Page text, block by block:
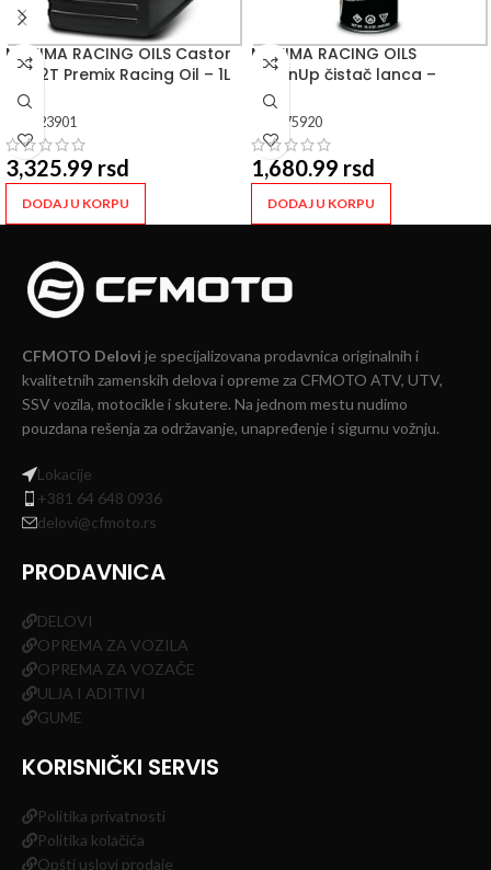
MAXIMA RACING OILS Castor
927 2T Premix Racing Oil – 1L
23901
3,325.99 rsd
DODAJ U KORPU
MAXIMA RACING OILS
CleanUp čistač lanca –
507ML
75920
1,680.99 rsd
DODAJ U KORPU
CFMOTO Delovi je specijalizovana prodavnica originalnih i
kvalitetnih zamenskih delova i opreme za CFMOTO ATV, UTV,
SSV vozila, motocikle i skutere. Na jednom mestu nudimo
pouzdana rešenja za održavanje, unapređenje i sigurnu vožnju.
Lokacije
+381 64 648 0936
delovi@cfmoto.rs
PRODAVNICA
DELOVI
OPREMA ZA VOZILA
OPREMA ZA VOZAČE
ULJA I ADITIVI
GUME
KORISNIČKI SERVIS
Politika privatnosti
Politika kolačića
Opšti uslovi prodaje